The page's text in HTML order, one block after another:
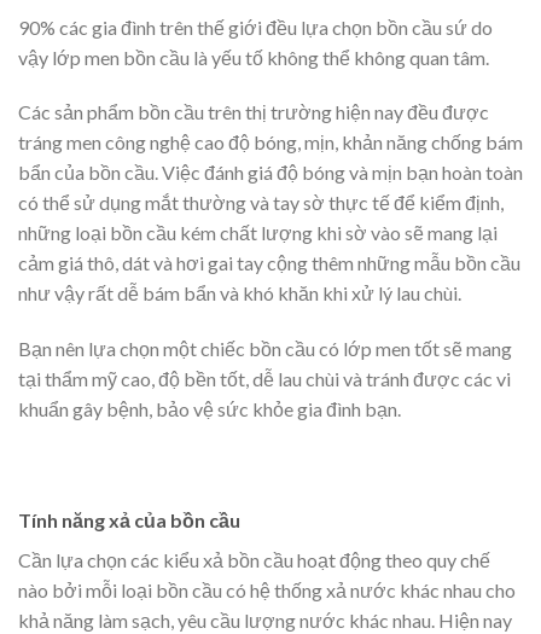
90% các gia đình trên thế giới đều lựa chọn bồn cầu sứ do
vậy lớp men bồn cầu là yếu tố không thể không quan tâm.
Các sản phẩm bồn cầu trên thị trường hiện nay đều được
tráng men công nghệ cao độ bóng, mịn, khản năng chống bám
bẩn của bồn cầu. Việc đánh giá độ bóng và mịn bạn hoàn toàn
có thể sử dụng mắt thường và tay sờ thực tế để kiểm định,
những loại bồn cầu kém chất lượng khi sờ vào sẽ mang lại
cảm giá thô, dát và hơi gai tay cộng thêm những mẫu bồn cầu
như vậy rất dễ bám bẩn và khó khăn khi xử lý lau chùi.
Bạn nên lựa chọn một chiếc bồn cầu có lớp men tốt sẽ mang
tại thẩm mỹ cao, độ bền tốt, dễ lau chùi và tránh được các vi
khuẩn gây bệnh, bảo vệ sức khỏe gia đình bạn.
Tính năng xả của bồn cầu
Cần lựa chọn các kiểu xả bồn cầu hoạt động theo quy chế
nào bởi mỗi loại bồn cầu có hệ thống xả nước khác nhau cho
khả năng làm sạch, yêu cầu lượng nước khác nhau. Hiện nay